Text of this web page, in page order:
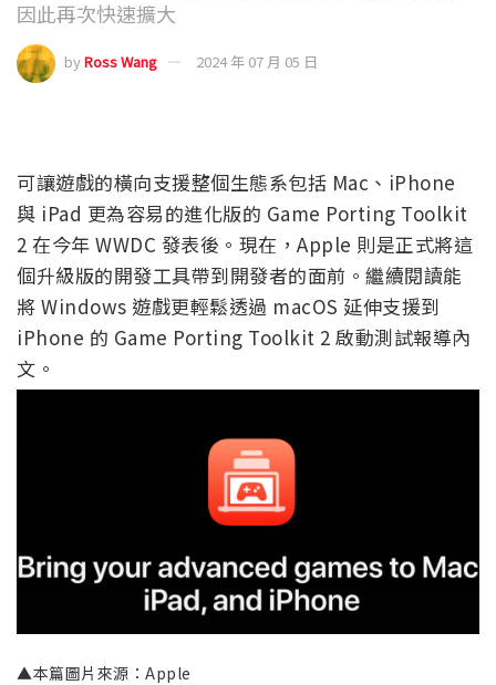
因此再次快速擴大
byRoss Wang 2024 年 07 月 05 日
可讓遊戲的橫向支援整個生態系包括 Mac、iPhone
與 iPad 更為容易的進化版的 Game Porting Toolkit
2 在今年 WWDC 發表後。現在，Apple 則是正式將這
個升級版的開發工具帶到開發者的面前。繼續閱讀能
將 Windows 遊戲更輕鬆透過 macOS 延伸支援到
iPhone 的 Game Porting Toolkit 2 啟動測試報導內
文。
▲本篇圖片來源：Apple